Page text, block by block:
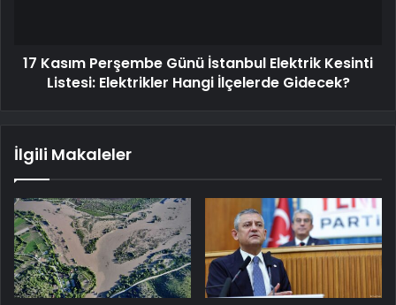
17 Kasım Perşembe Günü İstanbul Elektrik Kesinti
Listesi: Elektrikler Hangi İlçelerde Gidecek?
İlgili Makaleler